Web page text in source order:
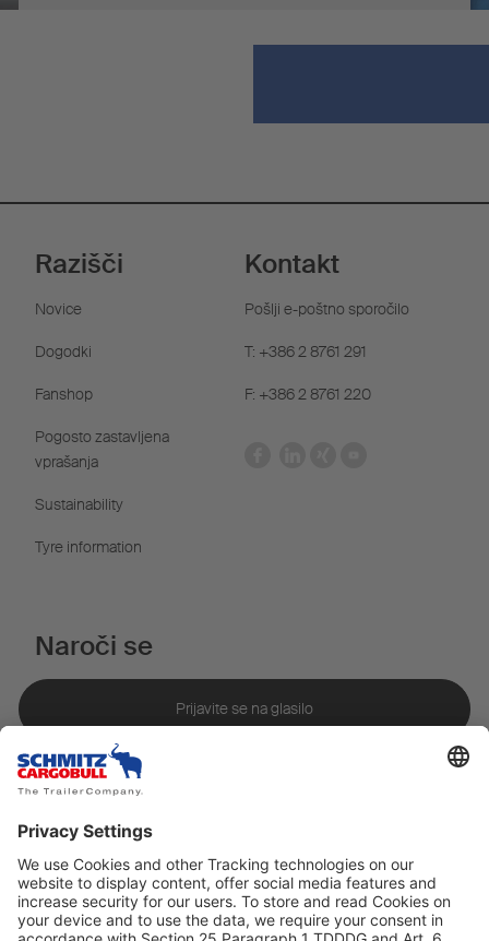
Razišči
Novice
Dogodki
Fanshop
Pogosto zastavljena
vprašanja
Sustainability
Tyre information
Kontakt
Pošlji e-poštno sporočilo
T: +386 2 8761 291
F: +386 2 8761 220
Naroči se